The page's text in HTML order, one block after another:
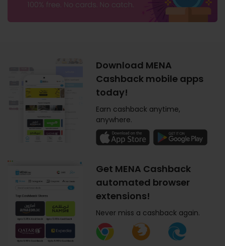
Download MENA
Cashback mobile apps
today!
Earn cashback anytime,
anywhere.
Get MENA Cashback
automated browser
extensions!
Never miss a cashback again.